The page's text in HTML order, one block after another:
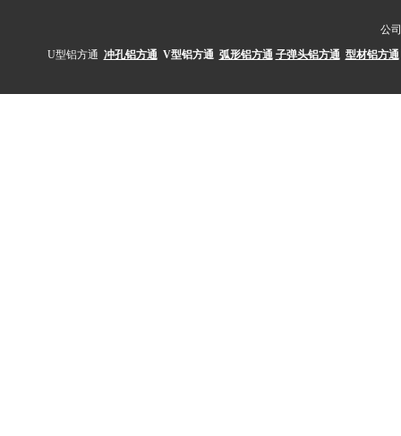
公
U型铝方通 冲孔铝方通 V型铝方通 弧形铝方通 子弹头铝方通 型材铝方通